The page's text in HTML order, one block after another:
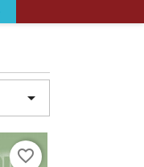

favorite_border